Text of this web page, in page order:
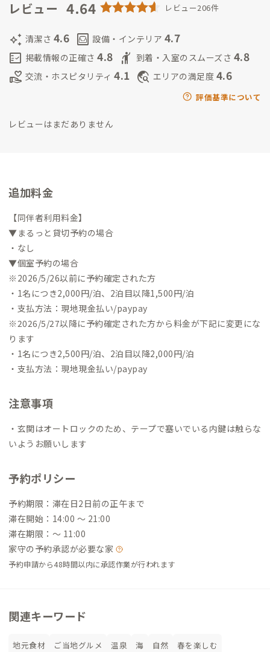
ひ声かけてくださいね！.現在は、空き家活用をしながらフリー
して、地元の人がいいと思えるリアルな淡路島情報をお伝えし、
島のファンを増やして行けたらと思っています。
那さん。たまに娘も登場するかも！？通い家守かつ子育て優先
なので平日昼間しか拠点に居ませんが、みなさまにお会いでき
レビュー 4.64 レビュー206件
auto_awesome 清潔さ 4.6 living 設備・インテリア 4.7
fact_check 掲載情報の正確さ 4.8 hail 到着・入室のスムーズさ 4.8
volunteer_activism 交流・ホスピタリティ 4.1 travel_explore エリアの満足度 4.6
評価基準について
レビューはまだありません
追加料金
【同伴者利用料金】
▼まるっと貸切予約の場合
・なし
▼個室予約の場合
※2026/5/26以前に予約確定された方
・1名につき2,000円/泊、2泊目以降1,500円/泊
・支払方法：現地現金払い/paypay
※2026/5/27以降に予約確定された方から料金が下記に変更にな
ります
・1名につき2,500円/泊、2泊目以降2,000円/泊
・支払方法：現地現金払い/paypay
注意事項
・玄関はオートロックのため、テープで塞いでいる内鍵は触らな
いようお願いします
予約ポリシー
予約期限：滞在日2日前の正午まで
滞在開始：14:00 〜 21:00
滞在期限：〜 11:00
家守の予約承認が必要な家
予約申請から48時間以内に承認作業が行われます
関連キーワード
地元食材 ご当地グルメ 温泉 海 自然
春を楽しむ